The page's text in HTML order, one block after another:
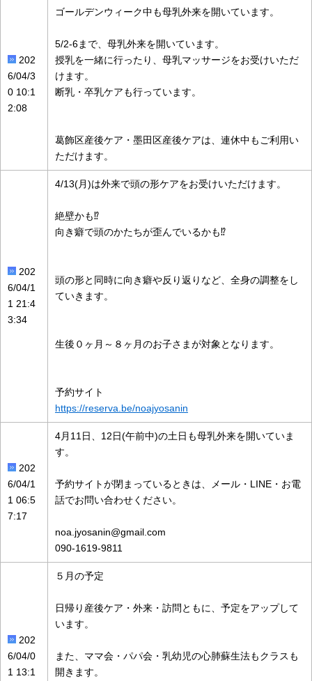
202
6/04/3
0 10:1
2:08
ゴールデンウィーク中も母乳外来を開いています。
5/2-6まで、母乳外来を開いています。
授乳を一緒に行ったり、母乳マッサージをお受けいただ
けます。
断乳・卒乳ケアも行っています。
葛飾区産後ケア・墨田区産後ケアは、連休中もご利用い
ただけます。
202
6/04/1
1 21:4
3:34
4/13(月)は外来で頭の形ケアをお受けいただけます。
絶壁かも⁉️
向き癖で頭のかたちが歪んでいるかも⁉️
頭の形と同時に向き癖や反り返りなど、全身の調整をし
ていきます。
生後０ヶ月～８ヶ月のお子さまが対象となります。
予約サイト
https://reserva.be/noajyosanin
202
6/04/1
1 06:5
7:17
4月11日、12日(午前中)の土日も母乳外来を開いていま
す。
予約サイトが閉まっているときは、メール・LINE・お電
話でお問い合わせください。
noa.jyosanin@gmail.com
090-1619-9811
202
6/04/0
1 13:1
５月の予定
日帰り産後ケア・外来・訪問ともに、予定をアップして
います。
また、ママ会・パパ会・乳幼児の心肺蘇生法もクラスも
開きます。